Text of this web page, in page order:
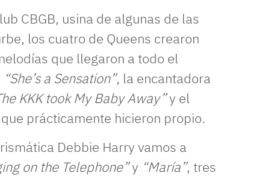
CBGB, usina de algunas de las
los cuatro de Queens crearon
que llegaron a todo el
“She’s a Sensation”, la encantadora
KKK took My Baby Away”y el
prácticamente hicieron propio.
Debbie Harry vamos a
on the Telephone”y “María”, tres